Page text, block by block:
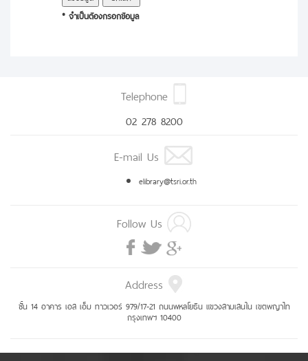
* จำเป็นต้องกรอกข้อมูล
Telephone
02 278 8200
E-mail Us
elibrary@tsri.or.th
Follow Us
Address
ชั้น 14 อาคาร เอส เอ็ม ทาวเวอร์ 979/17-21 ถนนพหลโยธิน แขวงสามเสนใน เขตพญาไท
กรุงเทพฯ 10400